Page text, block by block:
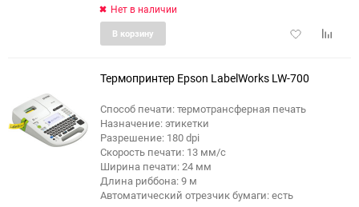
Нет в наличии
Добавить
В корзину
Термопринтер Epson LabelWorks LW-700
Способ печати: термотрансферная печать
Назначение: этикетки
Разрешение: 180 dpi
Скорость печати: 13 мм/с
Ширина печати: 24 мм
Длина риббона: 9 м
Автоматический отрезчик бумаги: есть